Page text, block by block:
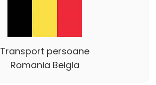
Transport persoane
Romania Belgia